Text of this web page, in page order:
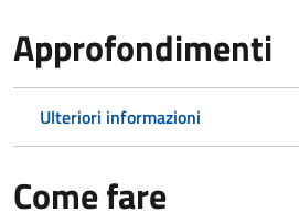
Approfondimenti
Ulteriori informazioni
Come fare